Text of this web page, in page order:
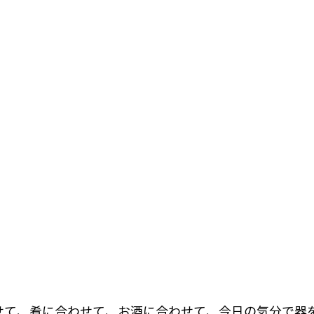
、肴に合わせて、お酒に合わせて、今日の気分で器